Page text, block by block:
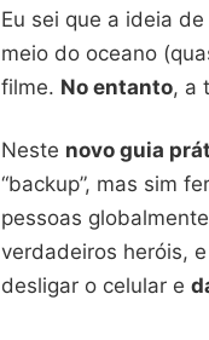
Eu sei que a ideia de
meio do oceano
filme. No entanto, a
Neste novo guia
“backup”, mas sim
pessoas
verdadeiros heróis,
desligar o celular e